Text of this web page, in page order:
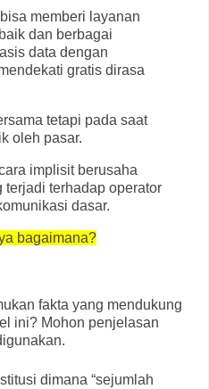
memberi layanan
dan berbagai
data dengan
gratis dirasa
tetapi pada saat
oleh pasar.
implisit berusaha
terhadap operator
dasar.
bagaimana?
fakta yang mendukung
ini? Mohon penjelasan
dimana “sejumlah